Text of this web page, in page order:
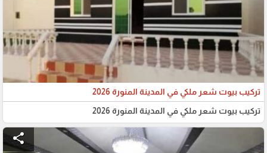
تركيب بيوت شعر ملكي في المدينة المنورة 2026
تركيب بيوت شعر ملكي في المدينة المنورة 2026
share